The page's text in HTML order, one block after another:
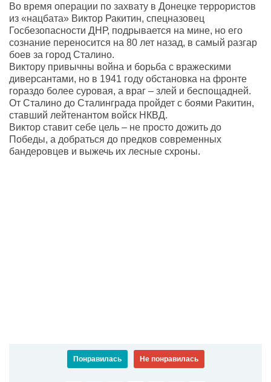
Во время операции по захвату в Донецке террористов
из «нацбата» Виктор Ракитин, спецназовец
Госбезопасности ДНР, подрывается на мине, но его
сознание переносится на 80 лет назад, в самый разгар
боев за город Сталино.
Виктору привычны война и борьба с вражескими
диверсантами, но в 1941 году обстановка на фронте
гораздо более суровая, а враг – злей и беспощадней.
От Сталино до Сталинграда пройдет с боями Ракитин,
ставший лейтенантом войск НКВД.
Виктор ставит себе цель – не просто дожить до
Победы, а добраться до предков современных
бандеровцев и выжечь их лесные схроны.
Понравилась Не понравилась